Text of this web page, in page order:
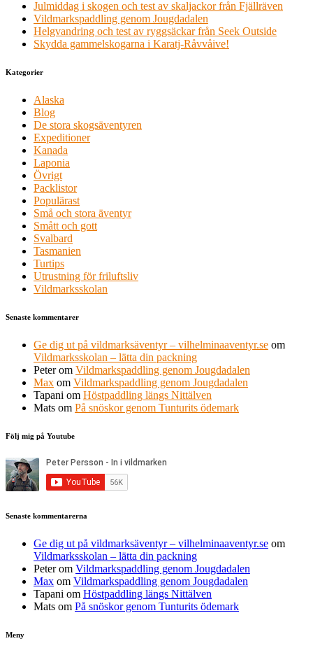
Julmiddag i skogen och test av skaljackor från Fjällräven
Vildmarkspaddling genom Jougdadalen
Helgvandring och test av ryggsäckar från Seek Outside
Skydda gammelskogarna i Karatj-Råvvåive!
Kategorier
Alaska
Blog
De stora skogsäventyren
Expeditioner
Kanada
Laponia
Övrigt
Packlistor
Populärast
Små och stora äventyr
Smått och gott
Svalbard
Tasmanien
Turtips
Utrustning för friluftsliv
Vildmarksskolan
Senaste kommentarer
Ge dig ut på vildmarksäventyr – vilhelminaaventyr.se om
Vildmarksskolan – lätta din packning
Peterom Vildmarkspaddling genom Jougdadalen
Max om Vildmarkspaddling genom Jougdadalen
Tapani om Höstpaddling längs Nittälven
Mats om På snöskor genom Tunturits ödemark
Följ mig på Youtube
Senaste kommentarerna
Ge dig ut på vildmarksäventyr – vilhelminaaventyr.se om
Vildmarksskolan – lätta din packning
Peterom Vildmarkspaddling genom Jougdadalen
Max om Vildmarkspaddling genom Jougdadalen
Tapani om Höstpaddling längs Nittälven
Mats om På snöskor genom Tunturits ödemark
Meny